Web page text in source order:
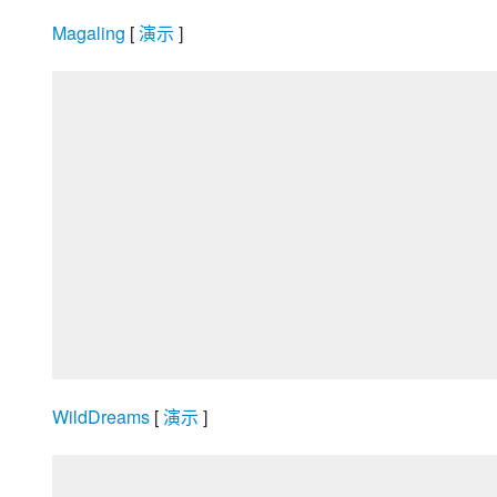
Magaling [ 演示 ]
WildDreams [ 演示 ]